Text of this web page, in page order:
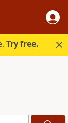
Try free.